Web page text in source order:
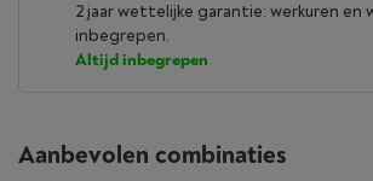
2 jaar wettelijke garantie: werkuren en
inbegrepen.
Altijd inbegrepen
Aanbevolen combinaties